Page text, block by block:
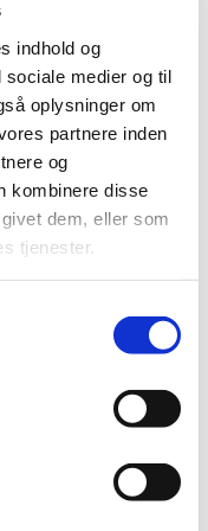
indhold og
medier og til
oplysninger om
partnere inden
og
kombinere disse
dem, eller som
tjenester.
Spain Masters
at
Tour Finalerne
var det nok til at
videre fra
de sidste
møde
kvalificeret sig til
På den
med
nummer et